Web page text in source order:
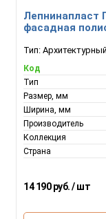
Лепнинапласт
фасадная
Тип:
Код
Тип
Размер, мм
Ширина, мм
Производитель
Коллекция
Страна
14 190 руб. / шт